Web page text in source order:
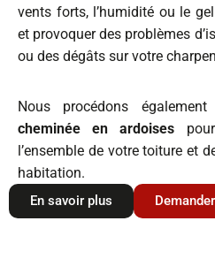
vents forts, l’humidité ou le
et provoquer des problèmes
ou des dégâts sur votre
Nous procédons
cheminée en ardoises
l’ensemble de votre toiture et
habitation.
En savoir plus